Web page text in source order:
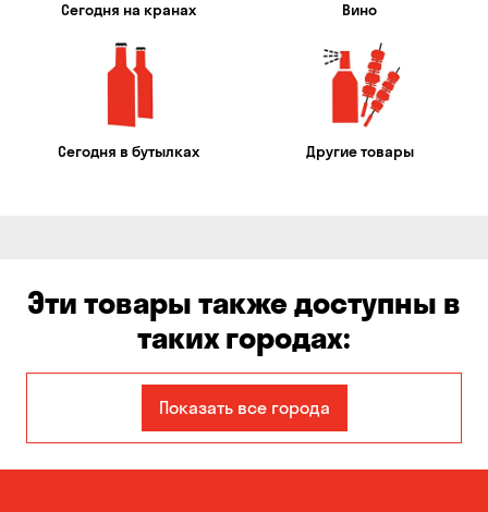
Сегодня на кранах Вино
Сегодня в бутылках Другие товары
Эти товары также доступны в
таких городах:
Авангард
Бабурка Балабино
Показать все города